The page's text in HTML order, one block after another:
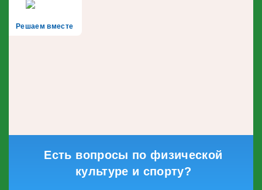
Решаем вместе
Есть вопросы по физической
культуре и спорту?